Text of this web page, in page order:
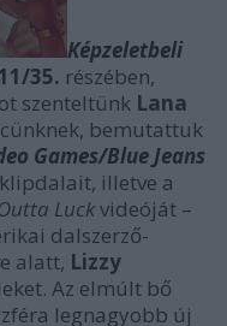
Képzeletbeli
35. részében,
szenteltünk Lana
bemutattuk
Games/Blue Jeans
illetve a
Luckvideóját –
dalszerző-
alatt, Lizzy
Az elmúlt bő
legnagyobb új